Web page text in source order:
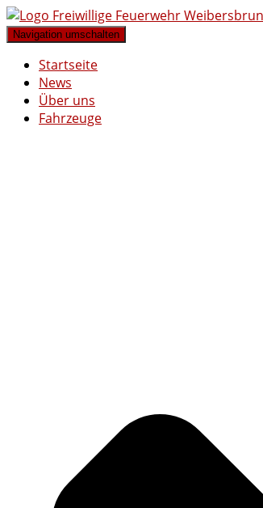
Navigation umschalten
Startseite
News
Über uns
Fahrzeuge